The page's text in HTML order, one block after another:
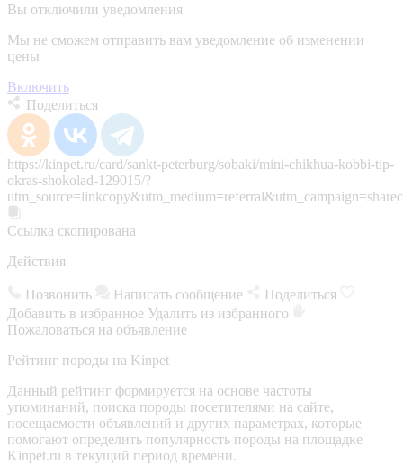
Вы отключили уведомления
Мы не сможем отправить вам уведомление об изменении
цены
Включить
Поделиться
https://kinpet.ru/card/sankt-peterburg/sobaki/mini-chikhua-kobbi-tip-
okras-shokolad-129015/?
Ссылка скопирована
Действия
Позвонить Написать сообщение
Поделиться
Добавить в избранное Удалить из избранного
Пожаловаться на объявление
Рейтинг породы на Kinpet
Данный рейтинг формируется на основе частоты
упоминаний, поиска породы посетителями на сайте,
посещаемости объявлений и других параметрах, которые
помогают определить популярность породы на площадке
Kinpet.ru в текущий период времени.